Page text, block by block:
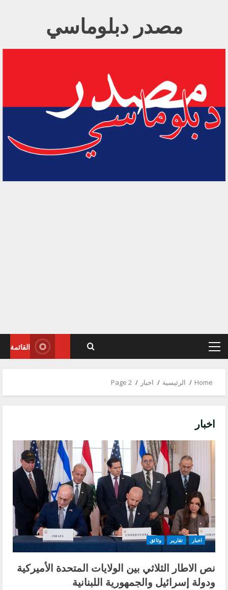
مصدر دبلوماسي
Primary
القائمة
Home الرئيسية اخبار Page 2
اخبار
اخبار تقارير وثائق
نص الاطار الثلاثي بين الولايات المتحدة الأميركية
ودولة إسرائيل والجمهورية اللبنانية